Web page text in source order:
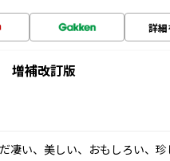
詳細
増補改訂版
凄い、美しい、おもしろい、珍